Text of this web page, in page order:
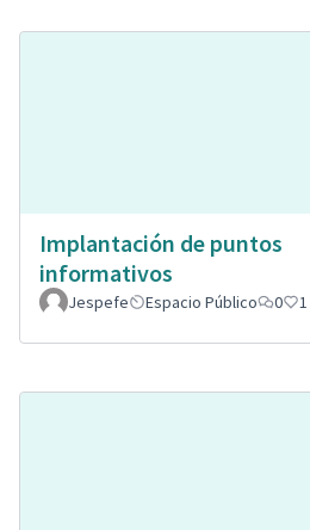
Implantación de puntos
informativos
Jespefe Espacio Público 0 1